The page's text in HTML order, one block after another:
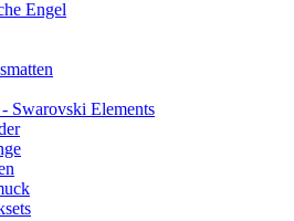
Engel
Swarovski Elements